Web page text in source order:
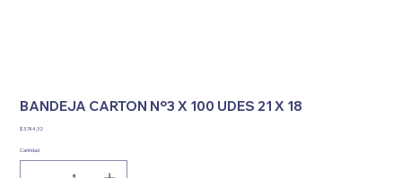
BANDEJA CARTON Nº3 X 100 UDES 21 X 18
Precio
$ 3.744,32
Cantidad